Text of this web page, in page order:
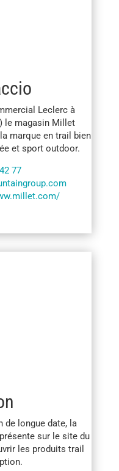
Leclerc à
le magasin Millet
marque en trail bien
et sport outdoor.
77
de longue date, la
sur le site du
les produits trail